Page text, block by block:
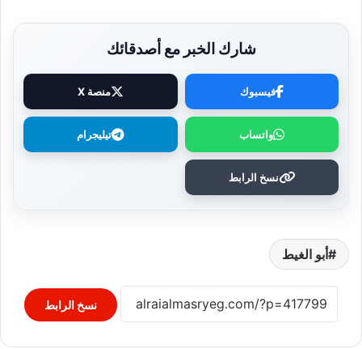
شارك الخبر مع أصدقائك
فيسبوك منصة X
واتساب تيليجرام
نسخ الرابط
أبو الغيط
نسخ الرابط